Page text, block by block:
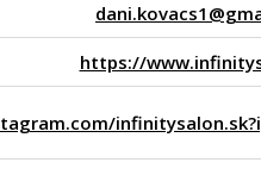
https://